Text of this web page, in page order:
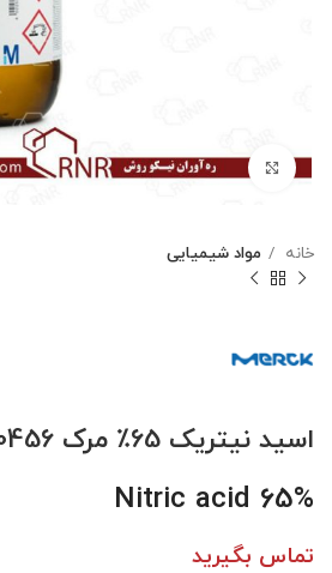
بزرگنمایی تصویر
خانه مواد شیمیایی
اسید نیتریک 65٪ مرک 100456
Nitric acid 65%
تماس بگیرید